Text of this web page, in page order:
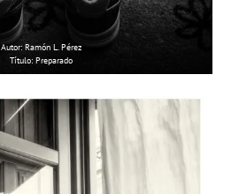
Autor: Ramón L. Pérez
Título: Preparado